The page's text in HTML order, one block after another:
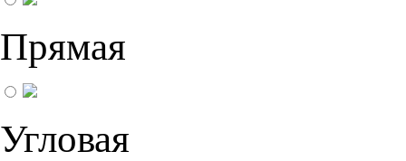
Прямая
Угловая